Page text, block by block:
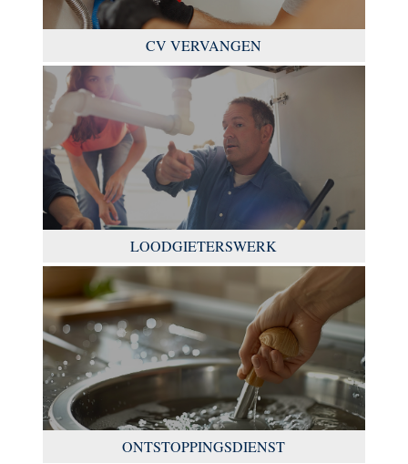
CV VERVANGEN
LOODGIETERSWERK
ONTSTOPPINGSDIENST